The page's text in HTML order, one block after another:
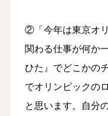
②「今年は東京オ
関わる仕事が何か
ひた』でどこかの
でオリンピックの
と思います。自分